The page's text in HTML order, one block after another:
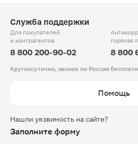
Служба поддержки
Для покупателей
и контрагентов
8 800 200-90-02
горячая
8 800
Круглосуточно, звонок по России
Помощь
Нашли уязвимость на сайте?
Заполните форму